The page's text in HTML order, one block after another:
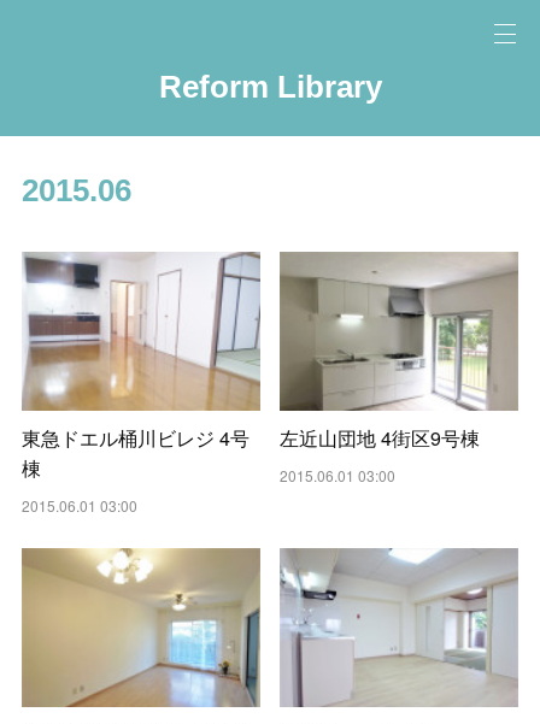
Reform Library
2015.06
東急ドエル桶川ビレジ 4号
棟
2015.06.01 03:00
左近山団地 4街区9号棟
2015.06.01 03:00